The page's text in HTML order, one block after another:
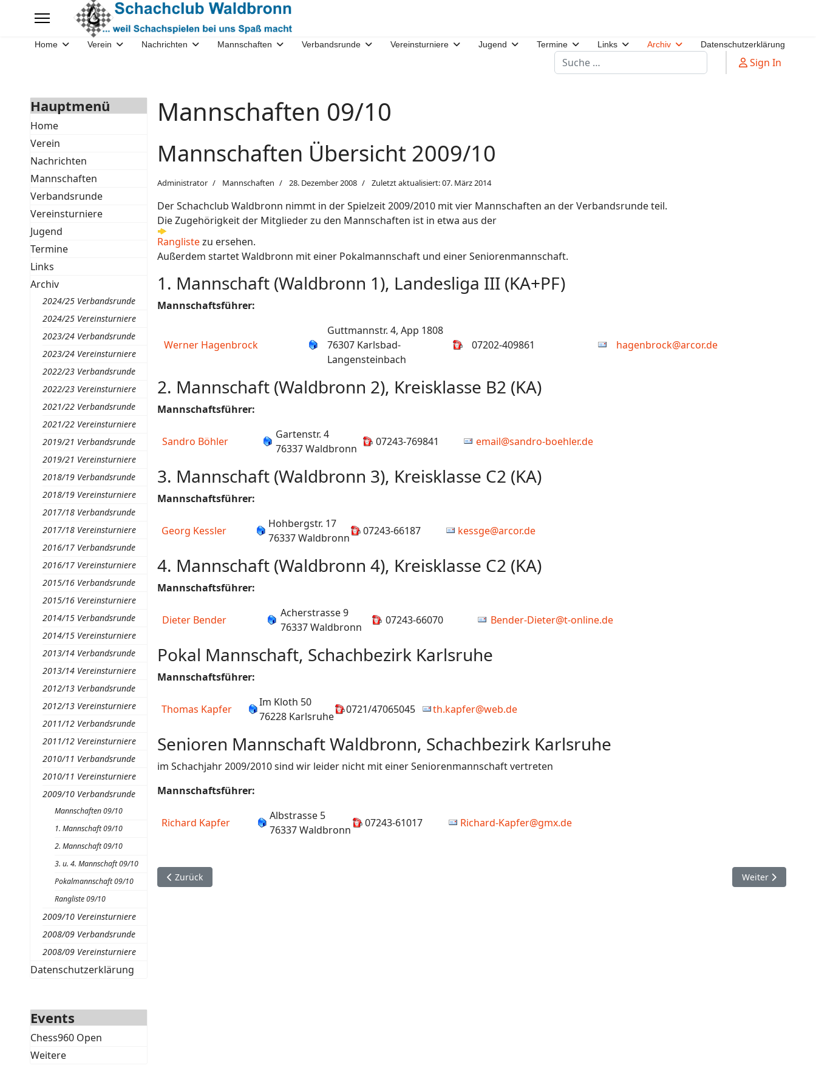
Home Verein Nachrichten Mannschaften Verbandsrunde Vereinsturniere Jugend Termine Links Archiv Datenschutzerklärung
Suchen Sign In
Hauptmenü
Home
Verein
Nachrichten
Mannschaften
Verbandsrunde
Vereinsturniere
Jugend
Termine
Links
Archiv
2024/25 Verbandsrunde
2024/25 Vereinsturniere
2023/24 Verbandsrunde
2023/24 Vereinsturniere
2022/23 Verbandsrunde
2022/23 Vereinsturniere
2021/22 Verbandsrunde
2021/22 Vereinsturniere
2019/21 Verbandsrunde
2019/21 Vereinsturniere
2018/19 Verbandsrunde
2018/19 Vereinsturniere
2017/18 Verbandsrunde
2017/18 Vereinsturniere
2016/17 Verbandsrunde
2016/17 Vereinsturniere
2015/16 Verbandsrunde
2015/16 Vereinsturniere
2014/15 Verbandsrunde
2014/15 Vereinsturniere
2013/14 Verbandsrunde
2013/14 Vereinsturniere
2012/13 Verbandsrunde
2012/13 Vereinsturniere
2011/12 Verbandsrunde
2011/12 Vereinsturniere
2010/11 Verbandsrunde
2010/11 Vereinsturniere
2009/10 Verbandsrunde
Mannschaften 09/10
1. Mannschaft 09/10
2. Mannschaft 09/10
3. u. 4. Mannschaft 09/10
Pokalmannschaft 09/10
Rangliste 09/10
2009/10 Vereinsturniere
2008/09 Verbandsrunde
2008/09 Vereinsturniere
Datenschutzerklärung
Events
Chess960 Open
Weitere
Mannschaften 09/10
Mannschaften Übersicht 2009/10
Administrator Mannschaften 28. Dezember 2008 Zuletzt aktualisiert: 07. März 2014
Der Schachclub Waldbronn nimmt in der Spielzeit 2009/2010 mit vier Mannschaften an der Verbandsrunde teil.
Die Zugehörigkeit der Mitglieder zu den Mannschaften ist in etwa aus der
Ranglistezu ersehen.
Außerdem startet Waldbronn mit einer Pokalmannschaft und einer Seniorenmannschaft.
1. Mannschaft (Waldbronn 1), Landesliga III (KA+PF)
Mannschaftsführer:
Werner Hagenbrock
Guttmannstr. 4, App 1808
76307 Karlsbad-
Langensteinbach
07202-409861 hagenbrock@arcor.de
2. Mannschaft (Waldbronn 2), Kreisklasse B2 (KA)
Mannschaftsführer:
Sandro Böhler
Gartenstr. 4
76337 Waldbronn
07243-769841 email@sandro-boehler.de
3. Mannschaft (Waldbronn 3), Kreisklasse C2 (KA)
Mannschaftsführer:
Georg Kessler
Hohbergstr. 17
76337 Waldbronn
07243-66187 kessge@arcor.de
4. Mannschaft (Waldbronn 4), Kreisklasse C2 (KA)
Mannschaftsführer:
Dieter Bender
Acherstrasse 9
76337 Waldbronn
07243-66070 Bender-Dieter@t-online.de
Pokal Mannschaft, Schachbezirk Karlsruhe
Mannschaftsführer:
Thomas Kapfer
Im Kloth 50
76228 Karlsruhe
0721/47065045 th.kapfer@web.de
Senioren Mannschaft Waldbronn, Schachbezirk Karlsruhe
im Schachjahr 2009/2010 sind wir leider nicht mit einer Seniorenmannschaft vertreten
Mannschaftsführer:
Richard Kapfer
Albstrasse 5
76337 Waldbronn
07243-61017 Richard-Kapfer@gmx.de
Vorheriger Beitrag: Mannschaften Übersicht 2008/09
Zurück Nächster
Weiter